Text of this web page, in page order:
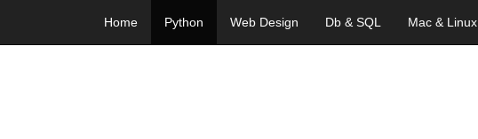
Home Python Web Design Db & SQL Mac & Linux